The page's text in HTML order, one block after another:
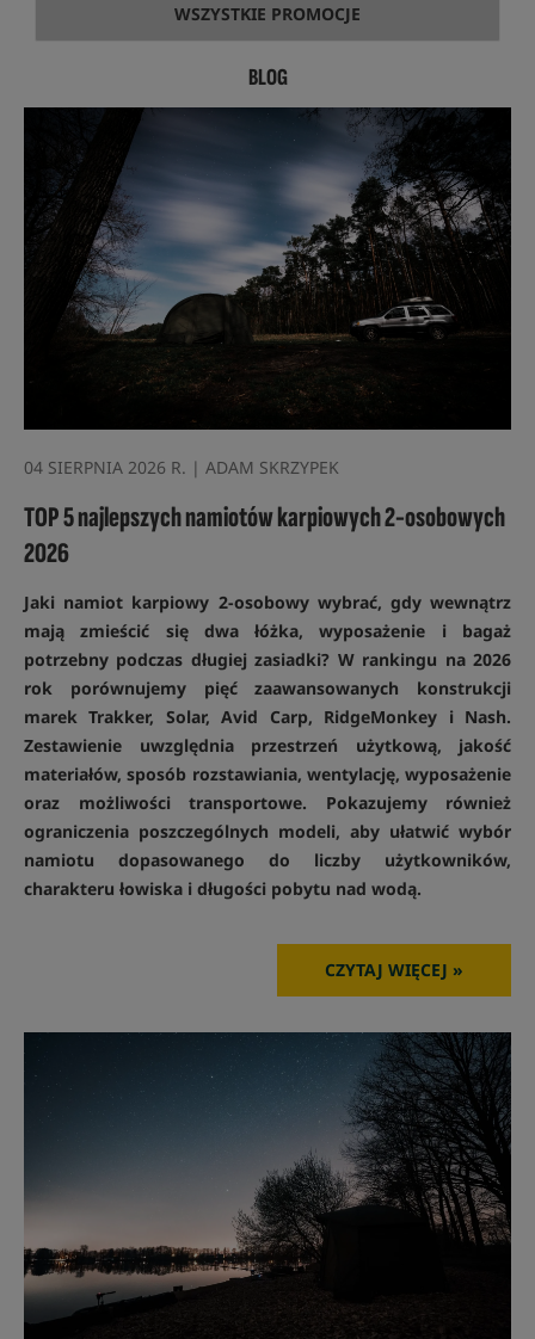
WSZYSTKIE PROMOCJE
BLOG
04 SIERPNIA 2026 R. | ADAM SKRZYPEK
TOP 5 najlepszych namiotów karpiowych 2-osobowych
2026
Jaki namiot karpiowy 2-osobowy wybrać, gdy wewnątrz
mają zmieścić się dwa łóżka, wyposażenie i bagaż
potrzebny podczas długiej zasiadki? W rankingu na 2026
rok porównujemy pięć zaawansowanych konstrukcji
marek Trakker, Solar, Avid Carp, RidgeMonkey i Nash.
Zestawienie uwzględnia przestrzeń użytkową, jakość
materiałów, sposób rozstawiania, wentylację, wyposażenie
oraz możliwości transportowe. Pokazujemy również
ograniczenia poszczególnych modeli, aby ułatwić wybór
namiotu dopasowanego do liczby użytkowników,
charakteru łowiska i długości pobytu nad wodą.
CZYTAJ WIĘCEJ »